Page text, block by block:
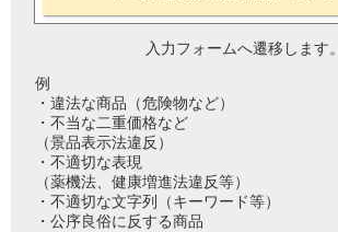
入力フォームへ遷移します。
例
・違法な商品（危険物など）
・不当な二重価格など
（景品表示法違反）
・不適切な表現
（薬機法、健康増進法違反等）
・不適切な文字列（キーワード等）
・公序良俗に反する商品